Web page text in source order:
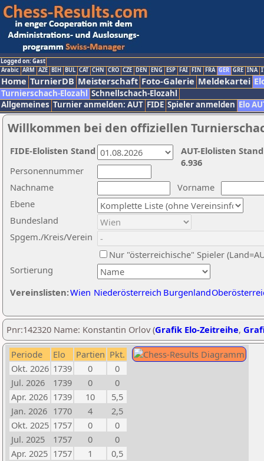
Logged on: Gast
Arabic ARM AZE BIH BUL CAT CHN CRO CZE DEN ENG ESP FAI FIN FRA GER GRE INA
Home TurnierDB Meisterschaft Foto-Galerie Meldekartei
Turnierschach-Elozahl Schnellschach-Elozahl
Allgemeines Turnier anmelden: AUT FIDE Spieler anmelden Elo
Willkommen bei den offiziellen
Nachname
Vorname
Ebene
Sortierung
Personennummer
Bundesland
Spgem./Kreis/Verein
Nur "österreichische" Spieler
Vereinslisten:Wien Niederösterreich Burgenland
AUT-Elolisten
6.936
FIDE-Elolisten Stand
Pnr:142320 Name: Konstantin Orlov (Grafik Elo-Zeitreihe,
Periode Elo Partien Pkt.
Okt. 2026 1739 0
0
Jul. 2026
1739 0
0
Apr. 2026 1739 10
5,5
Jan. 2026 1770 4
2,5
Okt. 2025 1757 0
0
Jul. 2025
1757 0
0
Apr. 2025 1757 1
0,5